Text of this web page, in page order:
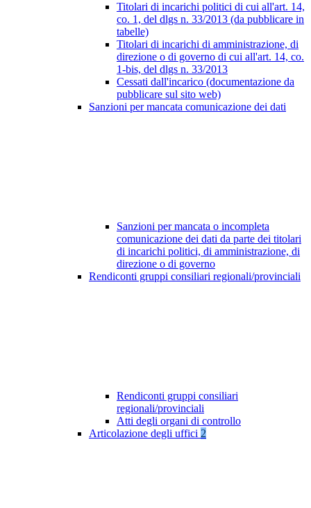
Titolari di incarichi politici di cui all'art. 14,
co. 1, del dlgs n. 33/2013 (da pubblicare in
tabelle)
Titolari di incarichi di amministrazione, di
direzione o di governo di cui all'art. 14, co.
1-bis, del dlgs n. 33/2013
Cessati dall'incarico (documentazione da
pubblicare sul sito web)
Sanzioni per mancata comunicazione dei dati
Sanzioni per mancata o incompleta
comunicazione dei dati da parte dei titolari
di incarichi politici, di amministrazione, di
direzione o di governo
Rendiconti gruppi consiliari regionali/provinciali
Rendiconti gruppi consiliari
regionali/provinciali
Atti degli organi di controllo
Articolazione degli uffici 2